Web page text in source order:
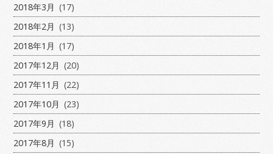
2018年3月 (17)
2018年2月 (13)
2018年1月 (17)
2017年12月 (20)
2017年11月 (22)
2017年10月 (23)
2017年9月 (18)
2017年8月 (15)